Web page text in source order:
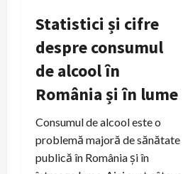
Statistici și cifre
despre consumul
de alcool în
România și în lume
Consumul de alcool este o
problemă majoră de sănătate
publică în România și în